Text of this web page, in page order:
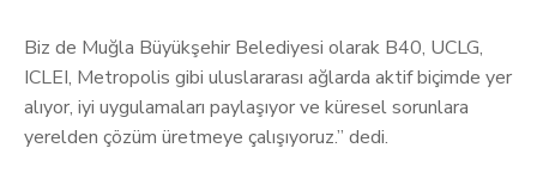
Biz de Muğla Büyükşehir Belediyesi olarak B40, UCLG,
ICLEI, Metropolis gibi uluslararası ağlarda aktif biçimde yer
alıyor, iyi uygulamaları paylaşıyor ve küresel sorunlara
yerelden çözüm üretmeye çalışıyoruz.” dedi.